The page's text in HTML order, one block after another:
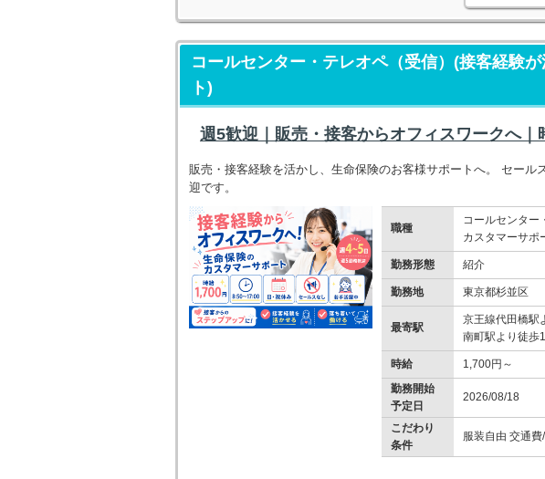
コールセンター・テレオペ（受信）(接客経験
ト)
週5歓迎｜販売・接客からオフィスワークへ｜
販売・接客経験を活かし、生命保険のお客様サポートへ。 セール
迎です。
職種
コールセンター
カスタマーサポ
勤務形態 紹介
勤務地 東京都杉並区
最寄駅
京王線代田橋駅
南町駅より徒歩
時給
1,700円～
勤務開始
予定日
2026/08/18
こだわり
条件
服装自由 交通費